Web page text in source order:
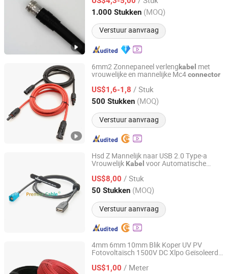
1.000 Stukken (MOQ)
Verstuur aanvraag
Jiangsu, China Sinds 2022
6mm2 Zonnepaneel verlengkabel met
vrouwelijke en mannelijke Mc4connector
US$1,6-1,8 / Stuk
500 Stukken (MOQ)
Verstuur aanvraag
Changzhou Xinrun Electronic Technology. Co. Ltd
Jiangsu, China Sinds 2024
Hsd Z Mannelijk naar USB 2.0 Type-a
Vrouwelijk Kabel voor Automatische
ConnectorPCM-0843
US$8,00 / Stuk
50 Stukken (MOQ)
Verstuur aanvraag
Sichuan, China Sinds 2026
4mm 6mm 10mm Blik Koper UV PV
Fotovoltaïsch 1500V DC Xlpo Geïsoleerd
Kabel
US$1,00 / Meter
Henan Henway Electric Co., Ltd